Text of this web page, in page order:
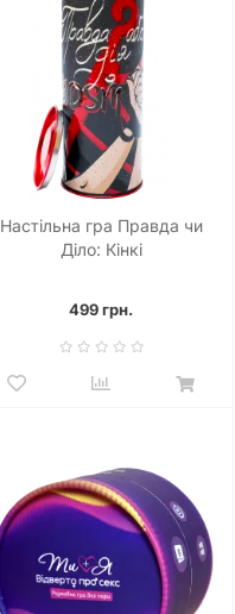
Настільна гра Правда чи
Діло: Кінкі
499 грн.